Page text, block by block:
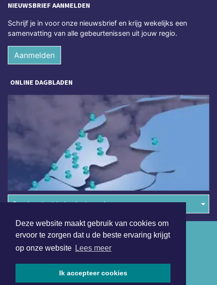
Deze website maakt gebruik van cookies om
ervoor te zorgen dat u de beste ervaring krijgt
op onze website Lees meer
Ik accepteer cookies
NIEUWSBRIEF AANMELDEN
Schrijf je in voor onze nieuwsbrief en krijg wekelijks een
samenvatting van alle gebeurtenissen uit jouw regio.
Aanmelden
ONLINE DAGBLADEN
Overige dagbladen in de regio
Algemene voorwaarden
Disclaimer